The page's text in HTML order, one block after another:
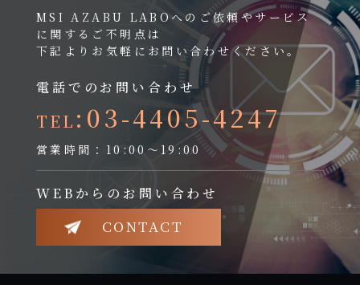
MSI AZABU LABOへのご依頼やサービス
に関するご不明点は
下記よりお気軽にお問い合わせください。
電話でのお問い合わせ
TEL :03-4405-4247
営業時間：10:00～19:00
WEBからのお問い合わせ
CONTACT